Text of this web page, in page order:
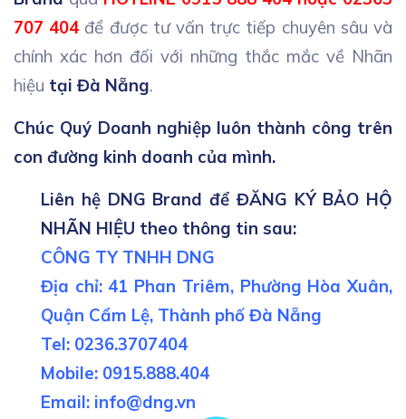
707 404 để được tư vấn trực tiếp chuyên sâu và
chính xác hơn đối với những thắc mắc về Nhãn
hiệu tại Đà Nẵng.
Chúc Quý Doanh nghiệp luôn thành công trên
con đường kinh doanh của mình.
Liên hệ DNG Brand để ĐĂNG KÝ BẢO HỘ
NHÃN HIỆU theo thông tin sau:
CÔNG TY TNHH DNG
Địa chỉ: 41 Phan Triêm, Phường Hòa Xuân,
Quận Cẩm Lệ, Thành phố Đà Nẵng
Tel: 0236.3707404
Mobile: 0915.888.404
Email: info@dng.vn